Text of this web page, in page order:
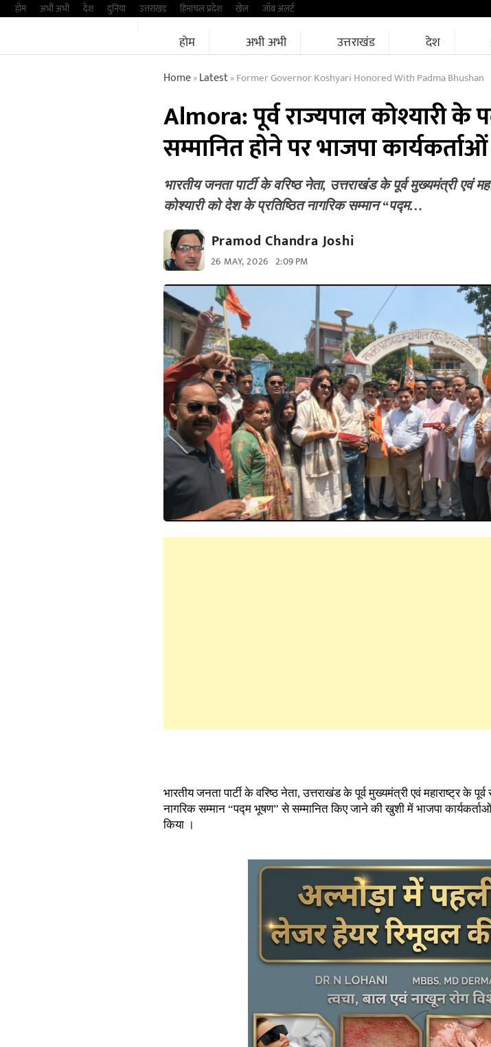
Skipहोम अभी अभी देश दुनिया उत्तराखंड हिमांचल प्रदेश खेल जॉब अलर्ट
होम अभी अभी उत्तराखंड देश
Home»Latest»Former Governor Koshyari Honored With Padma Bhushan
Almora: पूर्व राज्यपाल कोश्यारी
सम्मानित होने पर भाजपा
भारतीय जनता पार्टी के वरिष्ठ नेता, उत्तराखंड के पूर्व मुख्यमंत्री एवं
कोश्यारी को देश के प्रतिष्ठित नागरिक सम्मान “पद्म…
Pramod Chandra Joshi
26 MAY, 2026 2:09 PM
भारतीय जनता पार्टी के वरिष्ठ नेता, उत्तराखंड के पूर्व मुख्यमंत्री एवं महाराष्ट्र के
नागरिक सम्मान “पद्म भूषण” से सम्मानित किए जाने की खुशी में भाजपा कार्यकर्ताओं
किया ।